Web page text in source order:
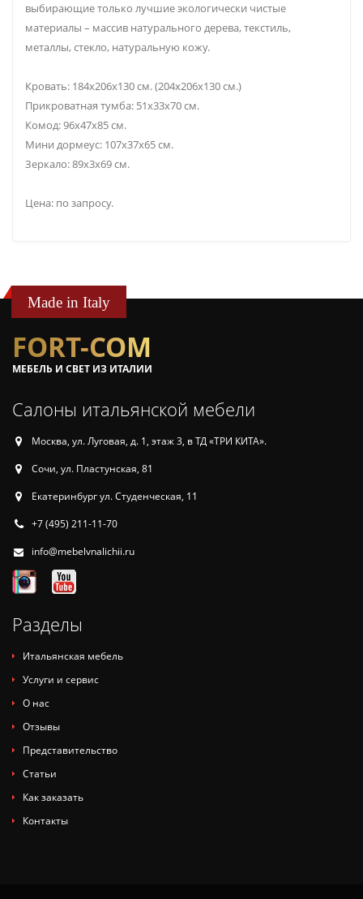
выбирающие только лучшие экологически чистые
материалы – массив натурального дерева, текстиль,
металлы, стекло, натуральную кожу.
Кровать: 184х206х130 см. (204х206х130 см.)
Прикроватная тумба: 51х33х70 см.
Комод: 96х47х85 см.
Мини дормеус: 107х37х65 см.
Зеркало: 89х3х69 см.
Цена: по запросу.
Made in Italy
FORT-COM
МЕБЕЛЬ И СВЕТ ИЗ ИТАЛИИ
Салоны итальянской мебели
Москва, ул. Луговая, д. 1, этаж 3, в ТД «ТРИ КИТА».
Сочи, ул. Пластунская, 81
Екатеринбург ул. Студенческая, 11
+7 (495) 211-11-70
info@mebelvnalichii.ru
Разделы
Итальянская мебель
Услуги и сервис
О нас
Отзывы
Представительство
Статьи
Как заказать
Контакты